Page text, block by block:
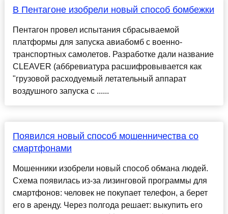
В Пентагоне изобрели новый способ бомбежки
Пентагон провел испытания сбрасываемой
платформы для запуска авиабомб с военно-
транспортных самолетов. Разработке дали название
CLEAVER (аббревиатура расшифровывается как
"грузовой расходуемый летательный аппарат
воздушного запуска с ......
Появился новый способ мошенничества со
смартфонами
Мошенники изобрели новый способ обмана людей.
Схема появилась из-за лизинговой программы для
смартфонов: человек не покупает телефон, а берет
его в аренду. Через полгода решает: выкупить его